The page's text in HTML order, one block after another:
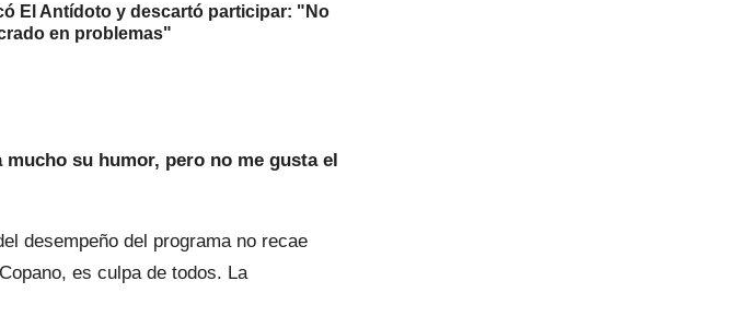
El Antídoto y descartó participar: "No
en problemas"
su humor, pero no me gusta el
desempeño del programa no recae
es culpa de todos. La